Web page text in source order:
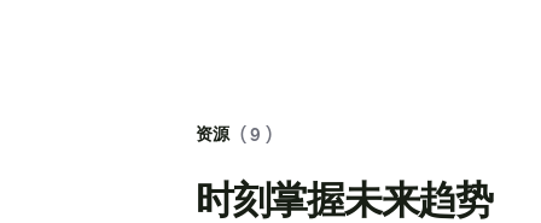
资源 ( 9 )
时刻掌握未来趋势